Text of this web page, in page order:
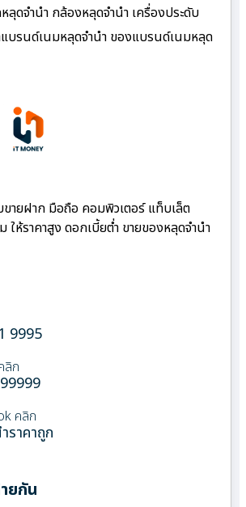
ลุดจำนำ กล้องหลุดจำนำ เครื่องประดับ
แบรนด์เนมหลุดจำนำ ของแบรนด์เนมหลุด
ขายฝาก มือถือ คอมพิวเตอร์ แท็บเล็ต
ห้ราคาสูง ดอกเบี้ยต่ำ ขายของหลุดจำนำ
9995
ลิก
คลิก
ราคาถูก
ยกัน